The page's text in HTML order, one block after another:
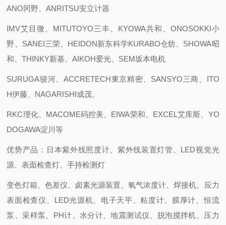
ANO冈野、ANRITSU安立计器
IMV艾目微、MITUTOYO三丰、KYOWA共和、ONOSOKKI小
野、SANEI三荣、HEIDON新东科学KURABO仓纺、SHOWA昭
和、THINKY新基、AIKOH爱光、SEM坂本电机
SURUGA骏河、ACCRETECH東京精密、SANSYO三商、ITO
H伊藤、NAGARISHI成茂、
RKC理化、MACOME码控美、EIWA荣和、EXCEL艾库斯、YO
DOGAWA淀川等
优势产品：日本紫外线照度计、紫外线装置灯管、LED视觉光
源、表面检查灯、手持检测灯
变色灯箱、色差仪、卤素光源装置、氧气浓度计、焊接机、应力
表面检查仪、LED光源机、电子天平、粘度计、膜厚计、恒流
泵、采样泵、PH计、水分计、地震测试仪、脱泡搅拌机、压力